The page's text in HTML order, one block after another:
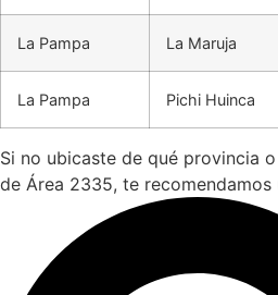
La Pampa La Maruja
La Pampa Pichi Huinca
Si no ubicaste de qué provincia
de Área 2335, te